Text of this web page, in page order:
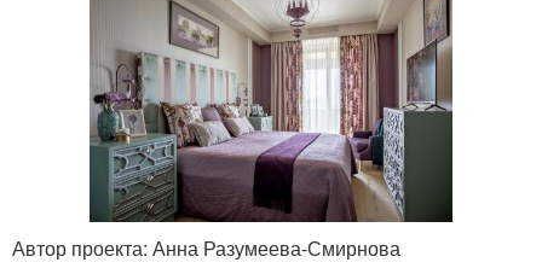
Автор проекта: Анна Разумеева-Смирнова